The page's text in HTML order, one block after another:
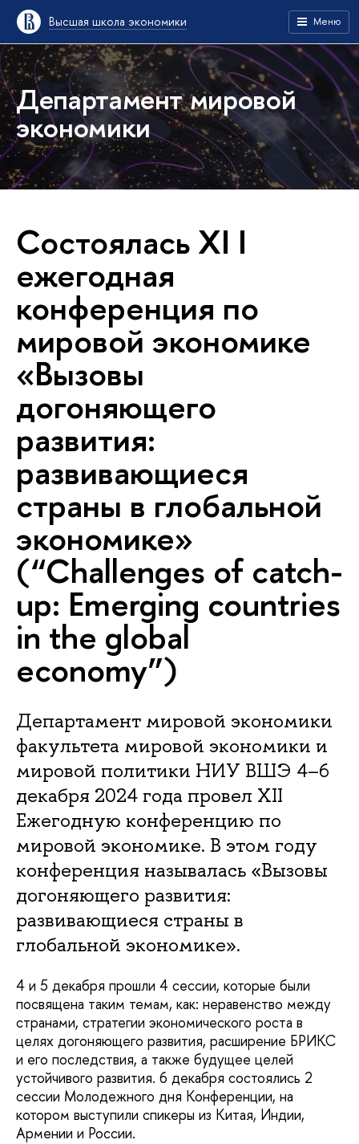
Высшая школа экономики Меню
Департамент мировой
экономики
Состоялась XI I
ежегодная
конференция по
мировой экономике
«Вызовы
догоняющего
развития:
развивающиеся
страны в глобальной
экономике»
(“Challenges of catch-
up: Emerging countries
in the global
economy”)
Департамент мировой экономики
факультета мировой экономики и
мировой политики НИУ ВШЭ 4–6
декабря 2024 года провел XII
Ежегодную конференцию по
мировой экономике. В этом году
конференция называлась «Вызовы
догоняющего развития:
развивающиеся страны в
глобальной экономике».
4 и 5 декабря прошли 4 сессии, которые были
посвящена таким темам, как: неравенство между
странами, стратегии экономического роста в
целях догоняющего развития, расширение БРИКС
и его последствия, а также будущее целей
устойчивого развития. 6 декабря состоялись 2
сессии Молодежного дня Конференции, на
котором выступили спикеры из Китая, Индии,
Армении и России.